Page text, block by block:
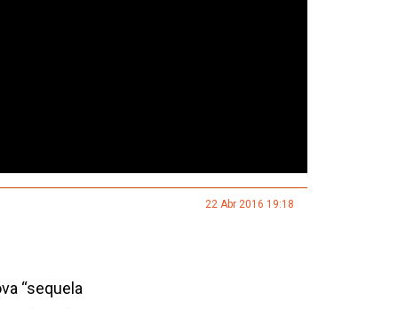
22 Abr 2016 19:18
“sequela